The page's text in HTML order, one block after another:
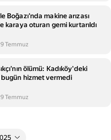
Boğazı'nda makine arızası
karaya oturan gemi kurtarıldı
Temmuz
ölümü: Kadıköy'deki
hizmet vermedi
Temmuz